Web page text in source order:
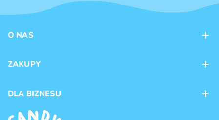
O NAS
Sklepy
ZAKUPY
Dostawa
Regulamin
DLA BIZNESU
Franczyza